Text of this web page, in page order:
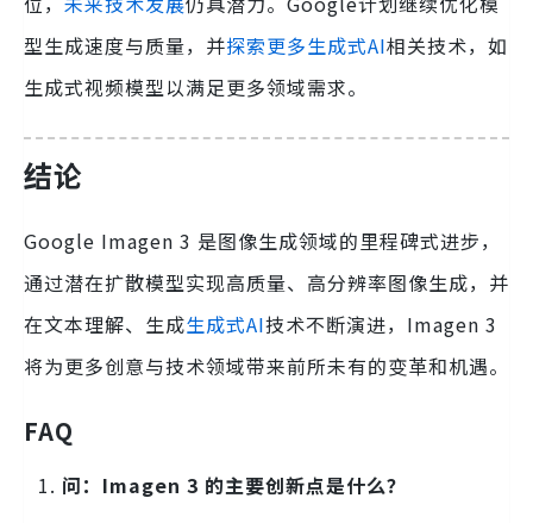
型生成速度与质量，并探索更多生成式AI相关技术，如
生成式视频模型以满足更多领域需求。
结论
Google Imagen 3 是图像生成领域的里程碑式进步，
通过潜在扩散模型实现高质量、高分辨率图像生成，并
在文本理解、生成生成式AI技术不断演进，Imagen 3
将为更多创意与技术领域带来前所未有的变革和机遇。
FAQ
问：Imagen 3 的主要创新点是什么？